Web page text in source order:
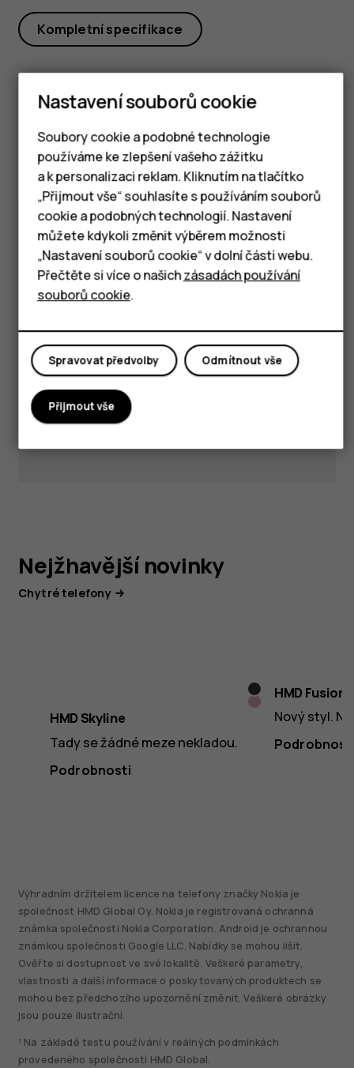
Chytré telefony
Tlačítkové telefony
Tablety
Kompletní specifikace
Got questions?
Navštivte naše centrum
podpory proodpovědi a
podpora.
Získejte podporu
Nejžhavější novinky
Chytré telefony
Twisted
Black
Neon
HMD Skyline
Tady se žádné meze nekladou.
Podrobnosti
HMD Fusion
Nový styl.
Výhradním držitelem licence na telefony značky Nokia je
společnost HMD Global Oy. Nokia je registrovaná ochranná
známka společnosti Nokia Corporation. Android je ochrannou
známkou společnosti Google LLC. Nabídky se mohou lišit.
Ověřte si dostupnost ve své lokalitě. Veškeré parametry,
vlastnosti a další informace o poskytovaných produktech se
mohou bez předchozího upozornění změnit. Veškeré obrázky
jsou pouze ilustrační.
¹ Na základě testu používání v reálných podmínkách
provedeného společností HMD Global.
Nastavení souborů cookie
Soubory cookie a podobné technologie
používáme ke zlepšení vašeho zážitku
a k personalizaci reklam. Kliknutím na tlačítko
„Přijmout vše“ souhlasíte s používáním souborů
cookie a podobných technologií. Nastavení
můžete kdykoli změnit výběrem možnosti
„Nastavení souborů cookie“ v dolní části webu.
Přečtěte si více o našichzásadách používání
souborů cookie.
Odmítnout vše
Spravovat předvolby
Přijmout vše